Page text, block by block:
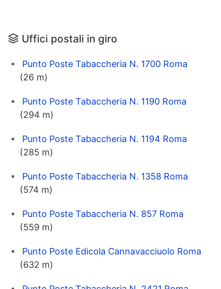
Uffici postali in giro
Punto Poste Tabaccheria N. 1700 Roma
(26 m)
Punto Poste Tabaccheria N. 1190 Roma
(294 m)
Punto Poste Tabaccheria N. 1194 Roma
(285 m)
Punto Poste Tabaccheria N. 1358 Roma
(574 m)
Punto Poste Tabaccheria N. 857 Roma
(559 m)
Punto Poste Edicola Cannavacciuolo Roma
(632 m)